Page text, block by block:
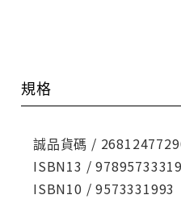
規格
誠品貨碼 /
ISBN13 /
ISBN10 / 9573331993